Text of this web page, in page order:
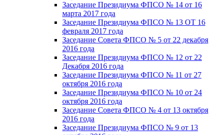
Заседание Президиума ФПСО № 14 от 16
марта 2017 года
Заседание Президиума ФПСО № 13 ОТ 16
февраля 2017 года
Заседание Совета ФПСО № 5 от 22 декабря
2016 года
Заседание Президиума ФПСО № 12 от 22
Декабря 2016 года
Заседание Президиума ФПСО № 11 от 27
октября 2016 года
Заседание Президиума ФПСО № 10 от 24
октября 2016 года
Заседание Совета ФПСО № 4 от 13 октября
2016 года
Заседание Президиума ФПСО № 9 от 13